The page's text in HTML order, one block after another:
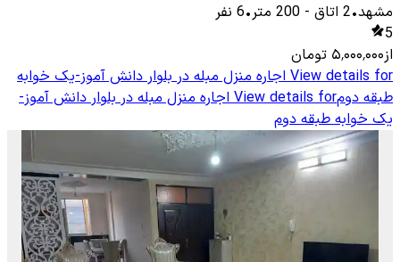
مشهد•
2 اتاق -
200 متر•
6 نفر
5
از۵٬۰۰۰٬۰۰۰ تومان
View details for اجاره منزل مبله در بلوار دانش آموز-یک خوابه
طبقه دومView details for اجاره منزل مبله در بلوار دانش آموز-
یک خوابه طبقه دوم